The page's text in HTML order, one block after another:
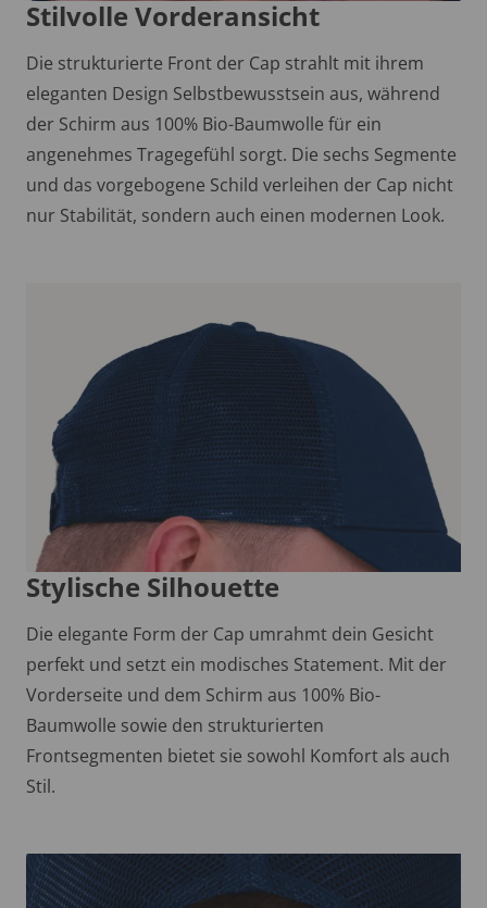
Stilvolle Vorderansicht
Die strukturierte Front der Cap strahlt mit ihrem
eleganten Design Selbstbewusstsein aus, während
der Schirm aus 100% Bio-Baumwolle für ein
angenehmes Tragegefühl sorgt. Die sechs Segmente
und das vorgebogene Schild verleihen der Cap nicht
nur Stabilität, sondern auch einen modernen Look.
Stylische Silhouette
Die elegante Form der Cap umrahmt dein Gesicht
perfekt und setzt ein modisches Statement. Mit der
Vorderseite und dem Schirm aus 100% Bio-
Baumwolle sowie den strukturierten
Frontsegmenten bietet sie sowohl Komfort als auch
Stil.